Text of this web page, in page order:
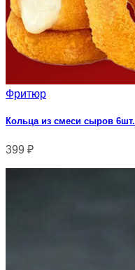
Фритюр
Кольца из смеси сыров 6шт.
399 ₽